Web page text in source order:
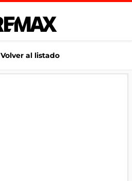
Volver al listado